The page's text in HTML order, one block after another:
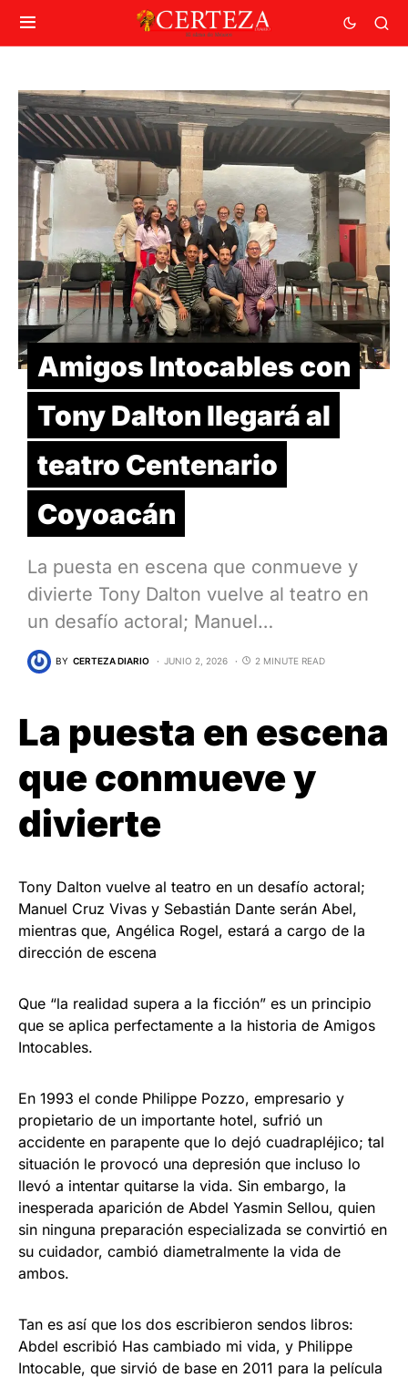
Amigos Intocables con
Tony Dalton llegará al
teatro Centenario
Coyoacán
La puesta en escena que conmueve y
divierte Tony Dalton vuelve al teatro en
un desafío actoral; Manuel…
BY CERTEZA DIARIO JUNIO 2, 2026 2 MINUTE READ
La puesta en escena
que conmueve y
divierte
Tony Dalton vuelve al teatro en un desafío actoral;
Manuel Cruz Vivas y Sebastián Dante serán Abel,
mientras que, Angélica Rogel, estará a cargo de la
dirección de escena
Que “la realidad supera a la ficción” es un principio
que se aplica perfectamente a la historia de Amigos
Intocables.
En 1993 el conde Philippe Pozzo, empresario y
propietario de un importante hotel, sufrió un
accidente en parapente que lo dejó cuadrapléjico; tal
situación le provocó una depresión que incluso lo
llevó a intentar quitarse la vida. Sin embargo, la
inesperada aparición de Abdel Yasmin Sellou, quien
sin ninguna preparación especializada se convirtió en
su cuidador, cambió diametralmente la vida de
ambos.
Tan es así que los dos escribieron sendos libros:
Abdel escribió Has cambiado mi vida, y Philippe
Intocable, que sirvió de base en 2011 para la película